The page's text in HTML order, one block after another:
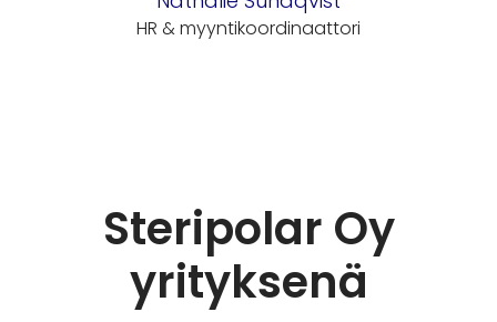
HR & myyntikoordinaattori
Steripolar Oy
yrityksenä